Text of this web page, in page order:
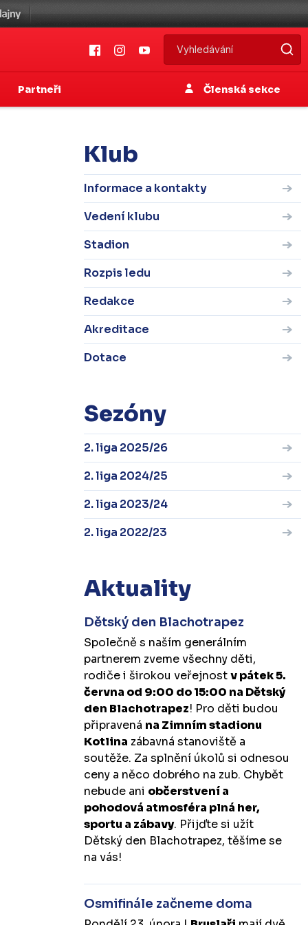
Partneři Členská sekce
Klub
Informace a kontakty
Vedení klubu
Stadion
Rozpis ledu
Redakce
Akreditace
Dotace
Sezóny
2. liga 2025/26
2. liga 2024/25
2. liga 2023/24
2. liga 2022/23
Aktuality
Dětský den Blachotrapez
Společně s naším generálním
partnerem zveme všechny děti,
rodiče i širokou veřejnostv pátek 5.
června od 9:00 do 15:00 na Dětský
den Blachotrapez! Pro děti budou
připravená na Zimním stadionu
Kotlina zábavná stanoviště a
soutěže. Za splnění úkolů si odnesou
ceny a něco dobrého na zub. Chybět
nebude ani občerstvení a
pohodová atmosféra plná her,
sportu a zábavy. Přijďte si užít
Dětský den Blachotrapez, těšíme se
na vás!
Osmifinále začneme doma